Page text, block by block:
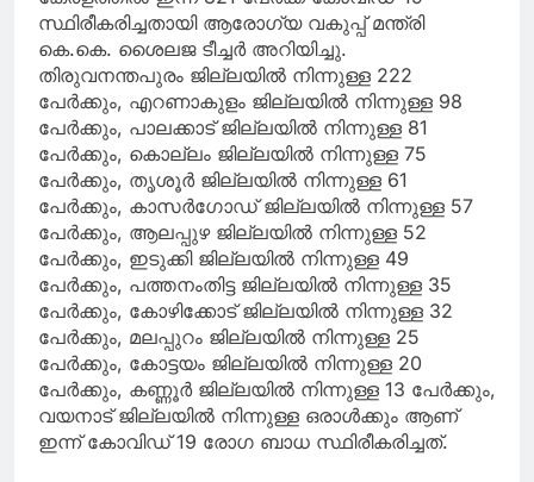
വ്യത്യാസങ്ങൾ
ഉണ്ടാകാം’; പിന്തുണച്ച്
മന്ത്രി കെ എ തുളസി
സ്ഥിരീകരിച്ചതായി ആരോഗ്യ വകുപ്പ് മന്ത്രി
കെ.കെ. ശൈലജ ടീച്ചര്‍ അറിയിച്ചു.
തിരുവനന്തപുരം ജില്ലയില്‍ നിന്നുള്ള 222
പേര്‍ക്കും, എറണാകുളം ജില്ലയില്‍ നിന്നുള്ള 98
പേര്‍ക്കും, പാലക്കാട് ജില്ലയില്‍ നിന്നുള്ള 81
പേര്‍ക്കും, കൊല്ലം ജില്ലയില്‍ നിന്നുള്ള 75
പേര്‍ക്കും, തൃശൂര്‍ ജില്ലയില്‍ നിന്നുള്ള 61
പേര്‍ക്കും, കാസര്‍ഗോഡ് ജില്ലയില്‍ നിന്നുള്ള 57
പേര്‍ക്കും, ആലപ്പുഴ ജില്ലയില്‍ നിന്നുള്ള 52
പേര്‍ക്കും, ഇടുക്കി ജില്ലയില്‍ നിന്നുള്ള 49
പേര്‍ക്കും, പത്തനംതിട്ട ജില്ലയില്‍ നിന്നുള്ള 35
പേര്‍ക്കും, കോഴിക്കോട് ജില്ലയില്‍ നിന്നുള്ള 32
പേര്‍ക്കും, മലപ്പുറം ജില്ലയില്‍ നിന്നുള്ള 25
പേര്‍ക്കും, കോട്ടയം ജില്ലയില്‍ നിന്നുള്ള 20
പേര്‍ക്കും, കണ്ണൂര്‍ ജില്ലയില്‍ നിന്നുള്ള 13 പേര്‍ക്കും,
വയനാട് ജില്ലയില്‍ നിന്നുള്ള ഒരാള്‍ക്കും ആണ്
ഇന്ന് കോവിഡ് 19 രോഗ ബാധ സ്ഥിരീകരിച്ചത്.